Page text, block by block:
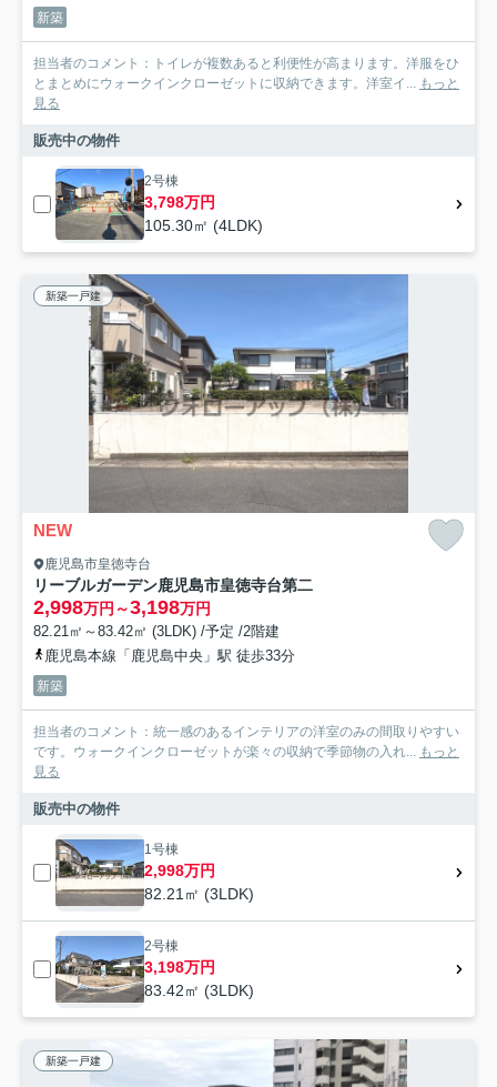
新築
担当者のコメント：トイレが複数あると利便性が高まります。洋服をひ
とまとめにウォークインクローゼットに収納できます。洋室イ... もっと
見る
販売中の物件
2号棟
3,798万円
105.30㎡ (4LDK)
新築一戸建
NEW
鹿児島市皇徳寺台
リーブルガーデン鹿児島市皇徳寺台第二
2,998万円～3,198万円
82.21㎡～83.42㎡ (3LDK) /予定 /2階建
鹿児島本線「鹿児島中央」駅 徒歩33分
新築
担当者のコメント：統一感のあるインテリアの洋室のみの間取りやすい
です。ウォークインクローゼットが楽々の収納で季節物の入れ... もっと
見る
販売中の物件
1号棟
2,998万円
82.21㎡ (3LDK)
2号棟
3,198万円
83.42㎡ (3LDK)
新築一戸建